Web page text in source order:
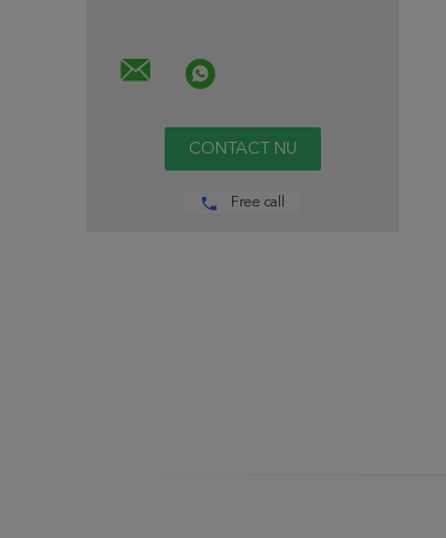
Free call